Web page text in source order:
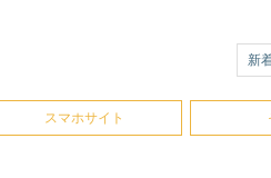
新
スマホサイト